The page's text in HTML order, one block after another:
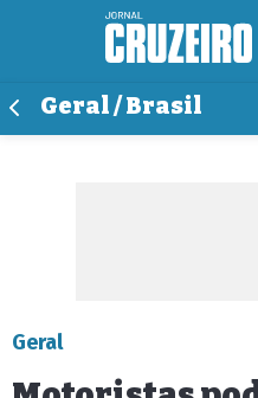
Geral / Brasil
Geral